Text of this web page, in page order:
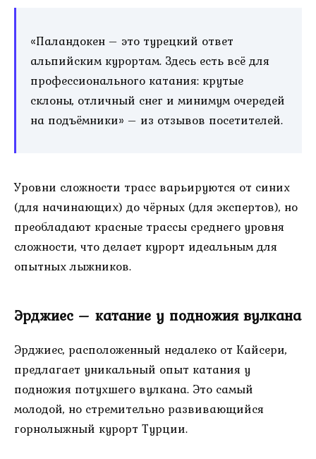
«Паландокен – это турецкий ответ
альпийским курортам. Здесь есть всё для
профессионального катания: крутые
склоны, отличный снег и минимум очередей
на подъёмники» – из отзывов посетителей.
Уровни сложности трасс варьируются от синих
(для начинающих) до чёрных (для экспертов), но
преобладают красные трассы среднего уровня
сложности, что делает курорт идеальным для
опытных лыжников.
Эрджиес – катание у подножия вулкана
Эрджиес, расположенный недалеко от Кайсери,
предлагает уникальный опыт катания у
подножия потухшего вулкана. Это самый
молодой, но стремительно развивающийся
горнолыжный курорт Турции.